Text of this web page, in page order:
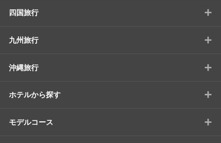
四国旅行 +
九州旅行 +
沖縄旅行 +
ホテルから探す +
モデルコース
+